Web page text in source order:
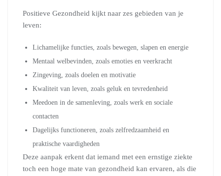
Positieve Gezondheid kijkt naar zes gebieden van je
leven:
Lichamelijke functies, zoals bewegen, slapen en energie
Mentaal welbevinden, zoals emoties en veerkracht
Zingeving, zoals doelen en motivatie
Kwaliteit van leven, zoals geluk en tevredenheid
Meedoen in de samenleving, zoals werk en sociale
contacten
Dagelijks functioneren, zoals zelfredzaamheid en
praktische vaardigheden
Deze aanpak erkent dat iemand met een ernstige ziekte
toch een hoge mate van gezondheid kan ervaren, als die